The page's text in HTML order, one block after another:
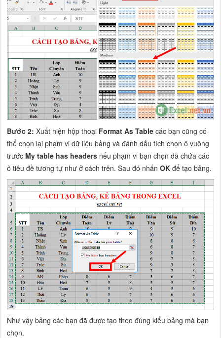
Bước 2: Xuất hiện hộp thoại Format As Table các bạn cũng có
thể chọn lại phạm vi dữ liệu bảng và đánh dấu tích chọn ô vuông
trước My table has headers nếu phạm vi bạn chọn đã chứa các
ô tiêu đề tương tự như ở cách trên. Sau đó nhấnOK để tạo bảng.
Như vậy bảng các bạn đã được tạo theo đúng kiểu bảng mà bạn
chọn.